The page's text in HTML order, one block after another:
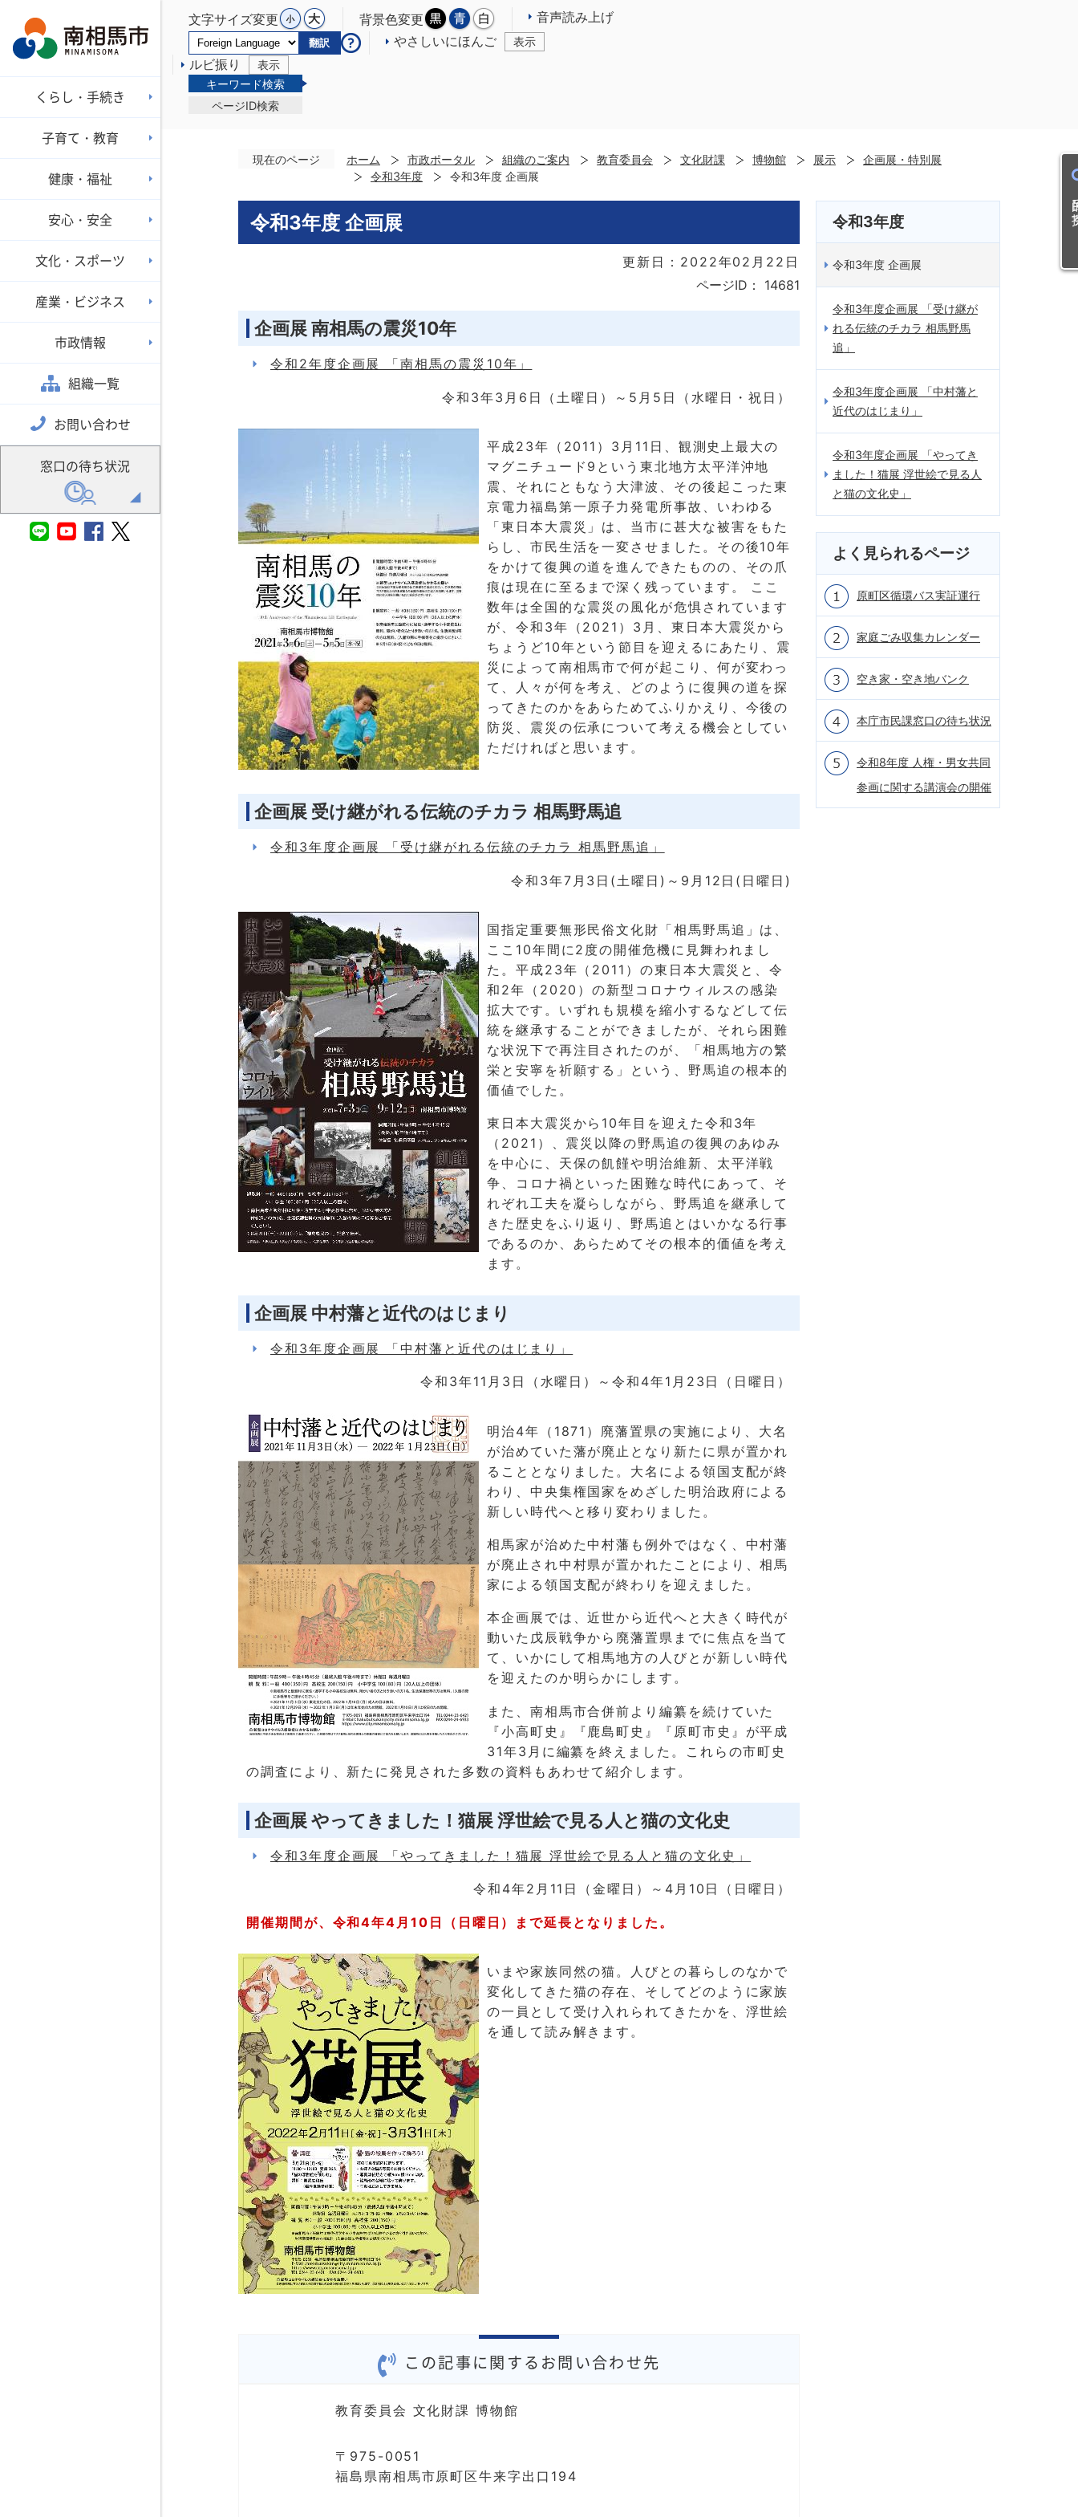
文字サイズ変更 背景色変更 音声読み上げ
翻訳 やさしいにほんご 表示
ルビ振り
表示
キーワード検索
ページID検索
くらし・手続き
子育て・教育
健康・福祉
安心・安全
文化・スポーツ
産業・ビジネス
市政情報
組織一覧
お問い合わせ
窓口の待ち状況
目
現在のページ ホーム 市政ポータル 組織のご案内 教育委員会 文化財課 博物館 展示
企画展・特別展
令和3年度
令和3年度 企画展
令和3年度 企画展
更新日：2022年02月22日
ページID：
14681
企画展 南相馬の震災10年
令和2年度企画展 「南相馬の震災10年」
令和3年3月6日（土曜日）～5月5日（水曜日・祝日）
平成23年（2011）3月11日、観測史上最大の
マグニチュード9という東北地方太平洋沖地
震、それにともなう大津波、その後起こった東
京電力福島第一原子力発電所事故、いわゆる
「東日本大震災」は、当市に甚大な被害をもた
らし、市民生活を一変させました。その後10年
をかけて復興の道を進んできたものの、その爪
痕は現在に至るまで深く残っています。 ここ
数年は全国的な震災の風化が危惧されています
が、令和3年（2021）3月、東日本大震災から
ちょうど10年という節目を迎えるにあたり、震
災によって南相馬市で何が起こり、何が変わっ
て、人々が何を考え、どのように復興の道を探
ってきたのかをあらためてふりかえり、今後の
防災、震災の伝承について考える機会としてい
ただければと思います。
企画展 受け継がれる伝統のチカラ 相馬野馬追
令和3年度企画展 「受け継がれる伝統のチカラ 相馬野馬追」
令和3年7月3日(土曜日)～9月12日(日曜日)
国指定重要無形民俗文化財「相馬野馬追」は、
ここ10年間に2度の開催危機に見舞われまし
た。平成23年（2011）の東日本大震災と、令
和2年（2020）の新型コロナウィルスの感染
拡大です。いずれも規模を縮小するなどして伝
統を継承することができましたが、それら困難
な状況下で再注目されたのが、「相馬地方の繁
栄と安寧を祈願する」という、野馬追の根本的
価値でした。
東日本大震災から10年目を迎えた令和3年
（2021）、震災以降の野馬追の復興のあゆみ
を中心に、天保の飢饉や明治維新、太平洋戦
争、コロナ禍といった困難な時代にあって、そ
れぞれ工夫を凝らしながら、野馬追を継承して
きた歴史をふり返り、野馬追とはいかなる行事
であるのか、あらためてその根本的価値を考え
ます。
企画展 中村藩と近代のはじまり
令和3年度企画展 「中村藩と近代のはじまり」
令和3年11月3日（水曜日）～令和4年1月23日（日曜日）
明治4年（1871）廃藩置県の実施により、大名
が治めていた藩が廃止となり新たに県が置かれ
ることとなりました。大名による領国支配が終
わり、中央集権国家をめざした明治政府による
新しい時代へと移り変わりました。
相馬家が治めた中村藩も例外ではなく、中村藩
が廃止され中村県が置かれたことにより、相馬
家による領国支配が終わりを迎えました。
本企画展では、近世から近代へと大きく時代が
動いた戊辰戦争から廃藩置県までに焦点を当て
て、いかにして相馬地方の人びとが新しい時代
を迎えたのか明らかにします。
また、南相馬市合併前より編纂を続けていた
『小高町史』『鹿島町史』『原町市史』が平成
31年3月に編纂を終えました。これらの市町史
の調査により、新たに発見された多数の資料もあわせて紹介します。
企画展 やってきました！猫展 浮世絵で見る人と猫の文化史
令和3年度企画展 「やってきました！猫展 浮世絵で見る人と猫の文化史」
令和4年2月11日（金曜日）～4月10日（日曜日）
開催期間が、令和4年4月10日（日曜日）まで延長となりました。
いまや家族同然の猫。人びとの暮らしのなかで
変化してきた猫の存在、そしてどのように家族
の一員として受け入れられてきたかを、浮世絵
を通して読み解きます。
この記事に関するお問い合わせ先
教育委員会 文化財課 博物館
〒975-0051
福島県南相馬市原町区牛来字出口194
令和3年度
令和3年度 企画展
令和3年度企画展 「受け継が
れる伝統のチカラ 相馬野馬
追」
令和3年度企画展 「中村藩と
近代のはじまり」
令和3年度企画展 「やってき
ました！猫展 浮世絵で見る人
と猫の文化史」
よく見られるページ
原町区循環バス実証運行
家庭ごみ収集カレンダー
空き家・空き地バンク
本庁市民課窓口の待ち状況
令和8年度 人権・男女共同
参画に関する講演会の開催